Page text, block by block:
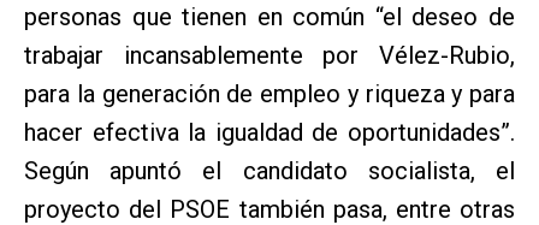
personas que tienen en común “el deseo de
trabajar incansablemente por Vélez-Rubio,
para la generación de empleo y riqueza y para
hacer efectiva la igualdad de oportunidades”.
Según apuntó el candidato socialista, el
proyecto del PSOE también pasa, entre otras